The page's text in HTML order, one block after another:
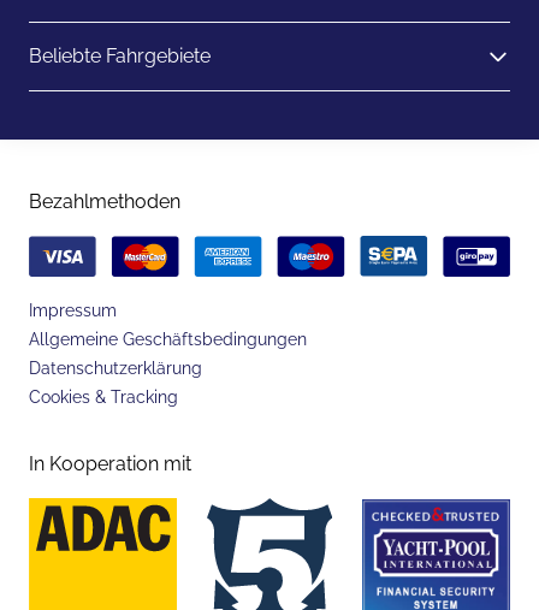
Beliebte Fahrgebiete
Bezahlmethoden
Impressum
Allgemeine Geschäftsbedingungen
Datenschutzerklärung
Cookies & Tracking
In Kooperation mit